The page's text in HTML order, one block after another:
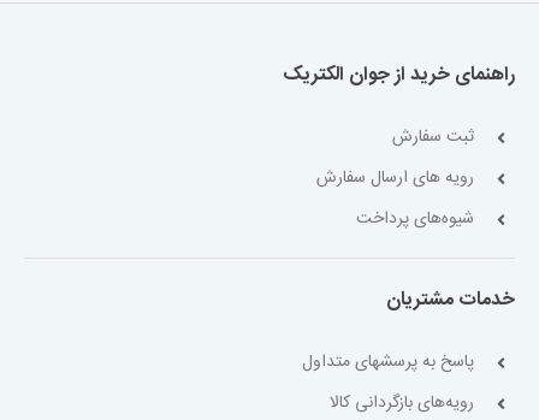
راهنمای خرید از جوان الکتریک
ثبت سفارش
رویه های ارسال سفارش
شیوه‌های پرداخت
خدمات مشتریان
پاسخ به پرسشهای متداول
رویه‌های بازگردانی کالا